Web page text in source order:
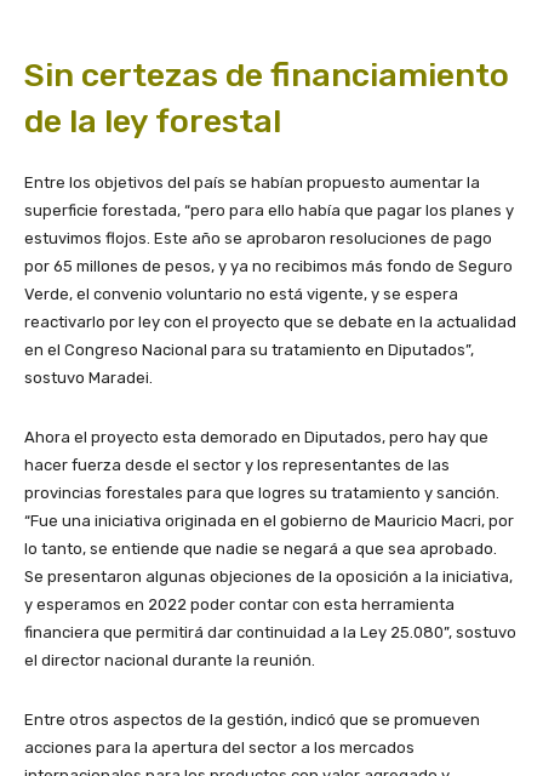
Sin certezas de financiamiento
de la ley forestal
Entre los objetivos del país se habían propuesto aumentar la
superficie forestada, “pero para ello había que pagar los planes y
estuvimos flojos. Este año se aprobaron resoluciones de pago
por 65 millones de pesos, y ya no recibimos más fondo de Seguro
Verde, el convenio voluntario no está vigente, y se espera
reactivarlo por ley con el proyecto que se debate en la actualidad
en el Congreso Nacional para su tratamiento en Diputados”,
sostuvo Maradei.
Ahora el proyecto esta demorado en Diputados, pero hay que
hacer fuerza desde el sector y los representantes de las
provincias forestales para que logres su tratamiento y sanción.
“Fue una iniciativa originada en el gobierno de Mauricio Macri, por
lo tanto, se entiende que nadie se negará a que sea aprobado.
Se presentaron algunas objeciones de la oposición a la iniciativa,
y esperamos en 2022 poder contar con esta herramienta
financiera que permitirá dar continuidad a la Ley 25.080”, sostuvo
el director nacional durante la reunión.
Entre otros aspectos de la gestión, indicó que se promueven
acciones para la apertura del sector a los mercados